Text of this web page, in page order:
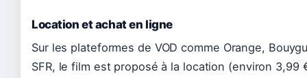
Location et achat en ligne
Sur les plateformes de VOD comme Orange,
SFR, le film est proposé à la location (environ 3,99